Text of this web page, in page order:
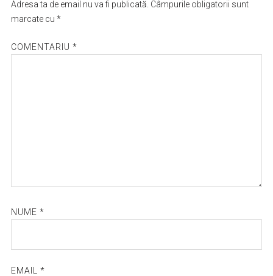
Adresa ta de email nu va fi publicată. Câmpurile obligatorii sunt
marcate cu *
COMENTARIU *
NUME *
EMAIL *